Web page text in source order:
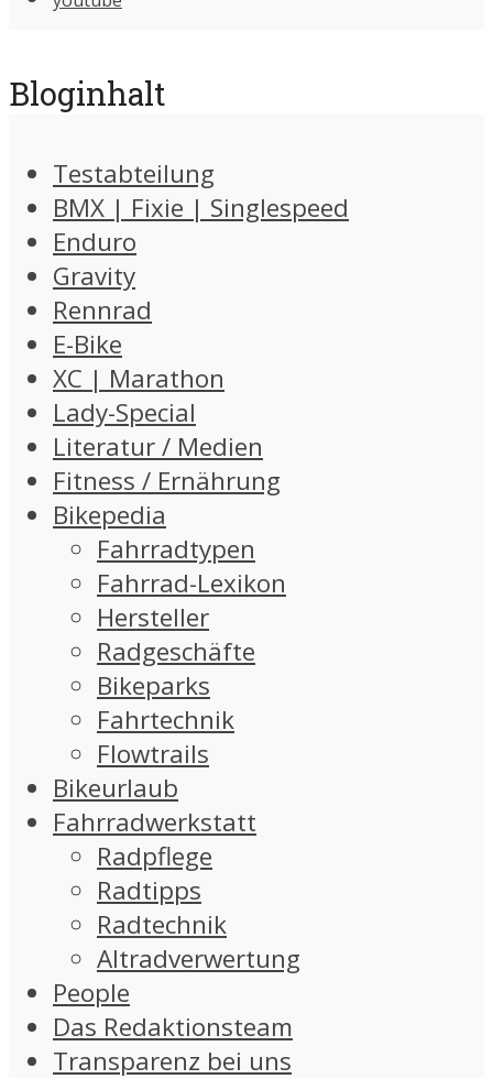
Bloginhalt
Testabteilung
BMX | Fixie | Singlespeed
Enduro
Gravity
Rennrad
E-Bike
XC | Marathon
Lady-Special
Literatur / Medien
Fitness / Ernährung
Bikepedia
Fahrradtypen
Fahrrad-Lexikon
Hersteller
Radgeschäfte
Bikeparks
Fahrtechnik
Flowtrails
Bikeurlaub
Fahrradwerkstatt
Radpflege
Radtipps
Radtechnik
Altradverwertung
People
Das Redaktionsteam
Transparenz bei uns